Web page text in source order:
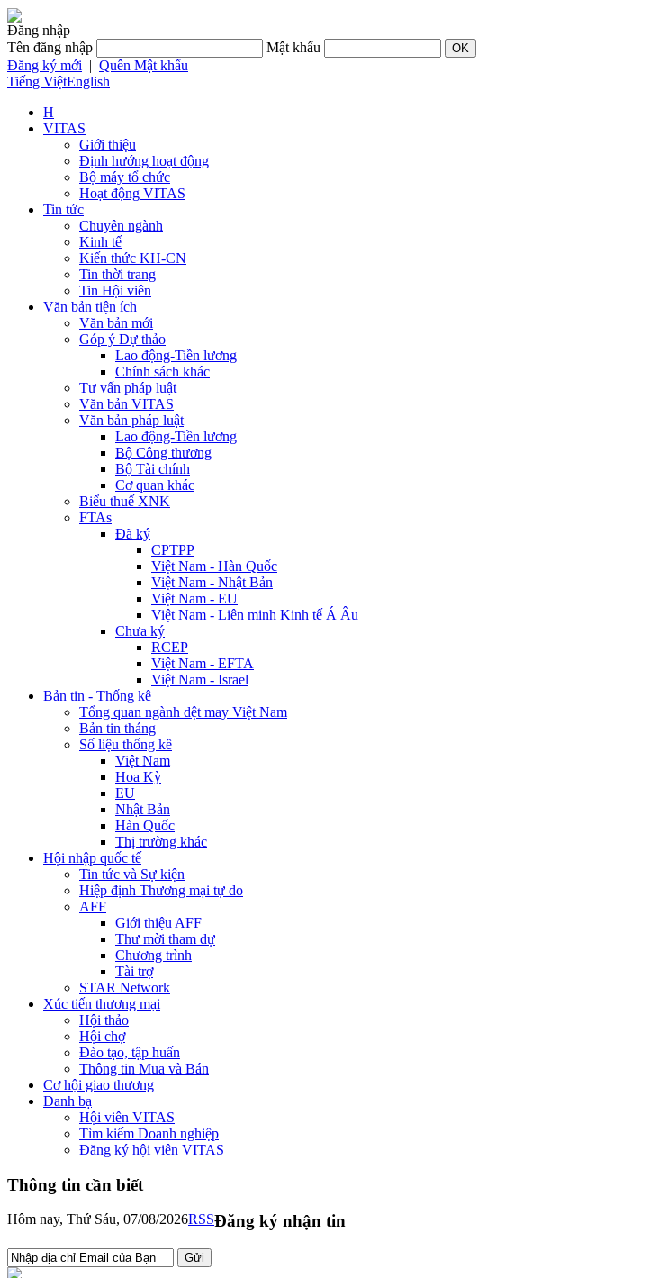
Đăng nhập
Tên đăng nhập
Mật khẩu
Đăng ký mới | Quên Mật khẩu
Tiếng ViệtEnglish
H
VITAS
Giới thiệu
Định hướng hoạt động
Bộ máy tổ chức
Hoạt động VITAS
Tin tức
Chuyên ngành
Kinh tế
Kiến thức KH-CN
Tin thời trang
Tin Hội viên
Văn bản tiện ích
Văn bản mới
Góp ý Dự thảo
Lao động-Tiền lương
Chính sách khác
Tư vấn pháp luật
Văn bản VITAS
Văn bản pháp luật
Lao động-Tiền lương
Bộ Công thương
Bộ Tài chính
Cơ quan khác
Biểu thuế XNK
FTAs
Đã ký
CPTPP
Việt Nam - Hàn Quốc
Việt Nam - Nhật Bản
Việt Nam - EU
Việt Nam - Liên minh Kinh tế Á Âu
Chưa ký
RCEP
Việt Nam - EFTA
Việt Nam - Israel
Bản tin - Thống kê
Tổng quan ngành dệt may Việt Nam
Bản tin tháng
Số liệu thống kê
Việt Nam
Hoa Kỳ
EU
Nhật Bản
Hàn Quốc
Thị trường khác
Hội nhập quốc tế
Tin tức và Sự kiện
Hiệp định Thương mại tự do
AFF
Giới thiệu AFF
Thư mời tham dự
Chương trình
Tài trợ
STAR Network
Xúc tiến thương mại
Hội thảo
Hội chợ
Đào tạo, tập huấn
Thông tin Mua và Bán
Cơ hội giao thương
Danh bạ
Hội viên VITAS
Tìm kiếm Doanh nghiệp
Đăng ký hội viên VITAS
Thông tin cần biết
Hôm nay, Thứ Sáu, 07/08/2026RSSĐăng ký nhận tin